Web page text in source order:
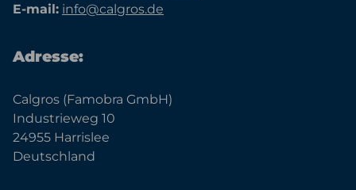
E-mail: info@calgros.de
Adresse:
Calgros (Famobra GmbH)
Industrieweg 10
24955 Harrislee
Deutschland